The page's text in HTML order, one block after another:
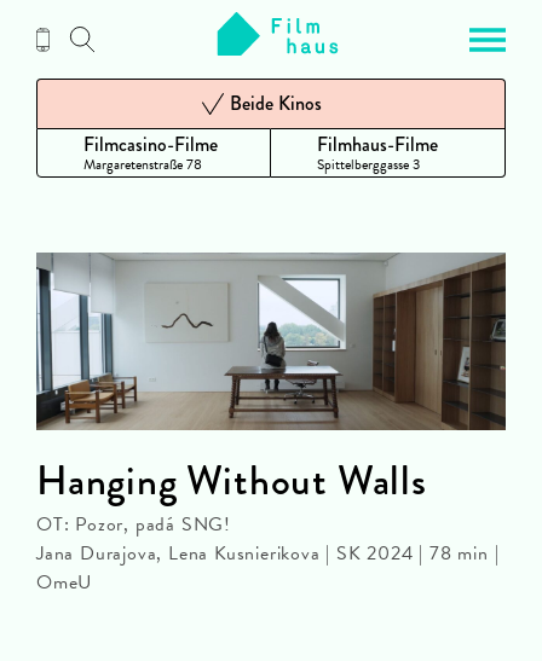
Inhalt
Filmcasino-Filme
Margaretenstraße 78
Beide Kinos
Filmhaus-Filme
Spittelberggasse 3
Hanging Without Walls
OT: Pozor, padá SNG!
Jana Durajova, Lena Kusnierikova | SK 2024 | 78 min |
OmeU